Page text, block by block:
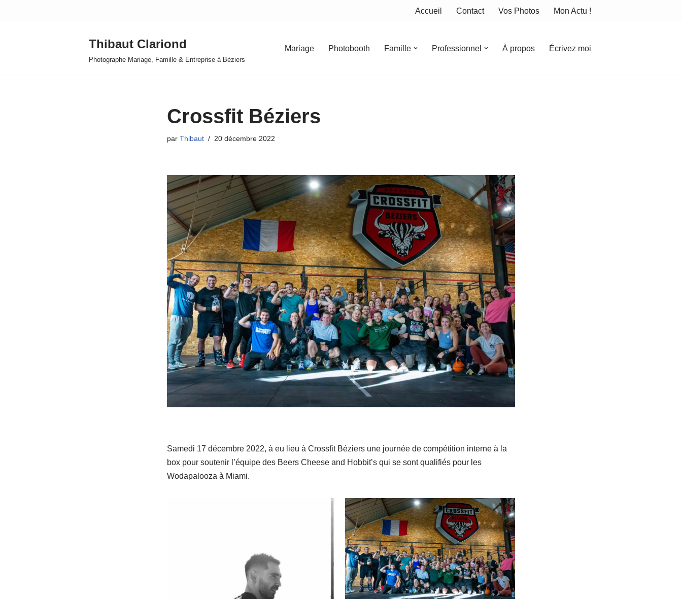
Accueil Contact Vos Photos Mon Actu !
Thibaut Clariond
Photographe Mariage, Famille & Entreprise à Béziers
Mariage Photobooth Famille Professionnel À propos Écrivez moi
Crossfit Béziers
par Thibaut 20 décembre 2022
Samedi 17 décembre 2022, à eu lieu à Crossfit Béziers une journée de compétition interne à la
box pour soutenir l’équipe des Beers Cheese and Hobbit’s qui se sont qualifiés pour les
Wodapalooza à Miami.